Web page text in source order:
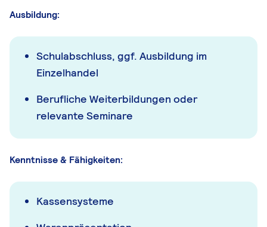
Ausbildung:
Schulabschluss, ggf. Ausbildung im
Einzelhandel
Berufliche Weiterbildungen oder
relevante Seminare
Kenntnisse & Fähigkeiten:
Kassensysteme